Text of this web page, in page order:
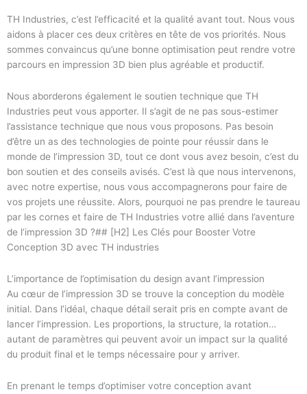
TH Industries, c’est l’efficacité et la qualité avant tout. Nous vous
aidons à placer ces deux critères en tête de vos priorités. Nous
sommes convaincus qu’une bonne optimisation peut rendre votre
parcours en impression 3D bien plus agréable et productif.
Nous aborderons également le soutien technique que TH
Industries peut vous apporter. Il s’agit de ne pas sous-estimer
l’assistance technique que nous vous proposons. Pas besoin
d’être un as des technologies de pointe pour réussir dans le
monde de l’impression 3D, tout ce dont vous avez besoin, c’est du
bon soutien et des conseils avisés. C’est là que nous intervenons,
avec notre expertise, nous vous accompagnerons pour faire de
vos projets une réussite. Alors, pourquoi ne pas prendre le taureau
par les cornes et faire de TH Industries votre allié dans l’aventure
de l’impression 3D ?## [H2] Les Clés pour Booster Votre
Conception 3D avec TH industries
L’importance de l’optimisation du design avant l’impression
Au cœur de l’impression 3D se trouve la conception du modèle
initial. Dans l’idéal, chaque détail serait pris en compte avant de
lancer l’impression. Les proportions, la structure, la rotation…
autant de paramètres qui peuvent avoir un impact sur la qualité
du produit final et le temps nécessaire pour y arriver.
En prenant le temps d’optimiser votre conception avant